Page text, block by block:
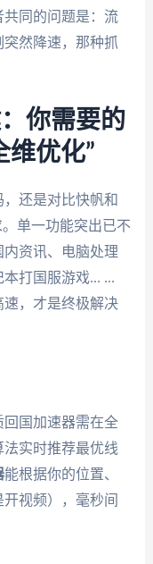
同的问题是：流
然降速，那种抓
你需要的
维优化”
还是对比快帆和
单一功能突出已不
资讯、电脑处理
打国服游戏... ...
，才是终极解决
国加速器需在全
实时推荐最优线
能根据你的位置、
视频），毫秒间